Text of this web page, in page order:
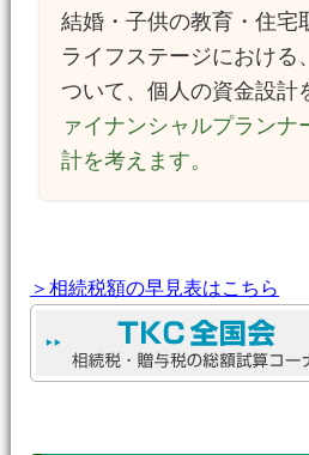
結婚・子供の教育・住宅
ライフステージにおける
ついて、個人の資金設計
ァイナンシャルプランナ
計を考えます。
＞相続税額の早見表はこちら